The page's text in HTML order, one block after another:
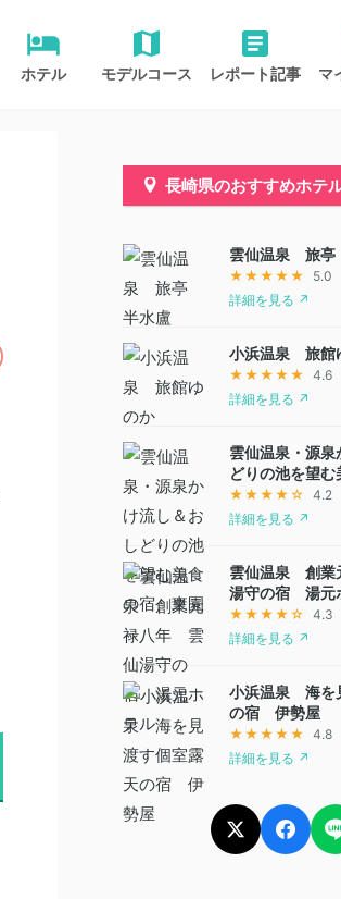
ホテル モデルコース レポート記事 マ
長崎県のおすすめホテ
雲仙温泉 旅
★★★★★
5.0
詳細を見る ↗
小浜温泉 旅館
★★★★★ 4.6
詳細を見る ↗
雲仙温泉・源泉
どりの池を望
★★★★☆ 4.2
詳細を見る ↗
雲仙温泉 創
湯守の宿 湯元
★★★★☆ 4.3
詳細を見る ↗
小浜温泉 海を
の宿 伊勢屋
★★★★★ 4.8
詳細を見る ↗